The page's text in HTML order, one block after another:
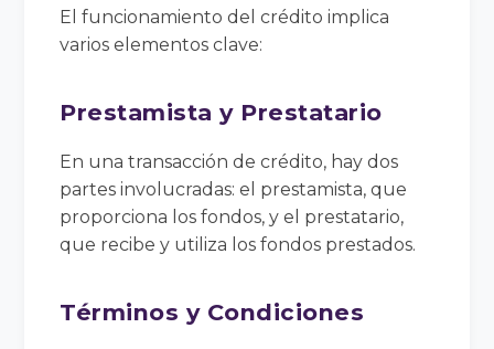
El funcionamiento del crédito implica
varios elementos clave:
Prestamista y Prestatario
En una transacción de crédito, hay dos
partes involucradas: el prestamista, que
proporciona los fondos, y el prestatario,
que recibe y utiliza los fondos prestados.
Términos y Condiciones